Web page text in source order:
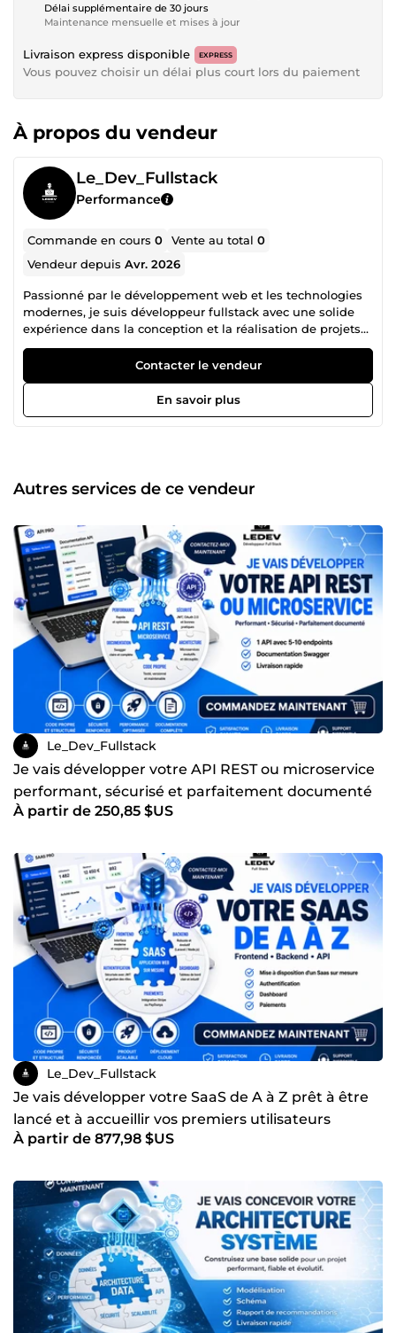
Délai supplémentaire de 30 jours
Maintenance mensuelle et mises à jour
Livraison express disponible EXPRESS
Vous pouvez choisir un délai plus court lors du paiement
À propos du vendeur
Le_Dev_Fullstack
Performance
Commande en cours0 Vente au total0
Vendeur depuisAvr. 2026
Passionné par le développement web et les technologies
modernes, je suis développeur fullstack avec une solide
expérience dans la conception et la réalisation de projets
digitaux de A à Z. Je maîtrise Laravel pour le
développement backend robuste et Node.js / Express.js
pour la création de microservices performants. Je conçois
des sites web responsives au design soigné, des APIs bien
documentées, ainsi que des architectures système
leur complexité. En dehors du développement pur, je suis
titulaire de 2 certifications en Prompt Engineering, ce qui
d'intelligence artificielle dans mes projets et d'apporter
une vraie valeur ajoutée à mes clients. Que vous ayez
besoin de construire quelque chose de nouveau,
d'améliorer l'existant ou de structurer votre système
d'information, je suis là pour vous accompagner avec
rigueur, réactivité et transparence. Décrivez-moi votre
projet, je vous réponds rapidement.
Contacter le vendeur
En savoir plus
Autres services de ce vendeur
Le_Dev_Fullstack
Je vais développer votre API REST ou microservice
performant, sécurisé et parfaitement documenté
À partir de 250,85 $US
Le_Dev_Fullstack
Je vais développer votre SaaS de A à Z prêt à être
lancé et à accueillir vos premiers utilisateurs
À partir de 877,98 $US